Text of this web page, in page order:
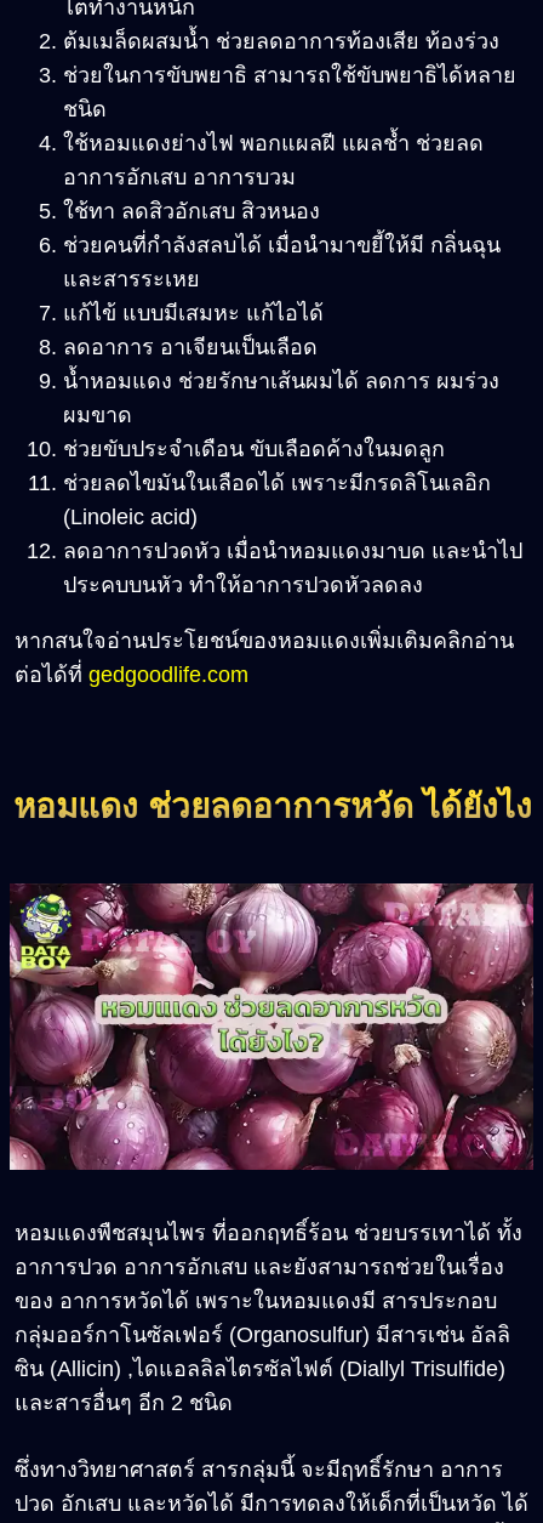
ไตทำงานหนัก
ต้มเมล็ดผสมน้ำ ช่วยลดอาการท้องเสีย ท้องร่วง
ช่วยในการขับพยาธิ สามารถใช้ขับพยาธิได้หลาย
ชนิด
ใช้หอมแดงย่างไฟ พอกแผลฝี แผลช้ำ ช่วยลด
อาการอักเสบ อาการบวม
ใช้ทา ลดสิวอักเสบ สิวหนอง
ช่วยคนที่กำลังสลบได้ เมื่อนำมาขยี้ให้มี กลิ่นฉุน
และสารระเหย
แก้ไข้ แบบมีเสมหะ แก้ไอได้
ลดอาการ อาเจียนเป็นเลือด
น้ำหอมแดง ช่วยรักษาเส้นผมได้ ลดการ ผมร่วง
ผมขาด
ช่วยขับประจำเดือน ขับเลือดค้างในมดลูก
ช่วยลดไขมันในเลือดได้ เพราะมีกรดลิโนเลอิก
(Linoleic acid)
ลดอาการปวดหัว เมื่อนำหอมแดงมาบด และนำไป
ประคบบนหัว ทำให้อาการปวดหัวลดลง
หากสนใจอ่านประโยชน์ของหอมแดงเพิ่มเติมคลิกอ่าน
ต่อได้ที่ gedgoodlife.com
หอมแดง ช่วยลดอาการหวัด ได้ยังไง
หอมแดงพืชสมุนไพร ที่ออกฤทธิ์ร้อน ช่วยบรรเทาได้ ทั้ง
อาการปวด อาการอักเสบ และยังสามารถช่วยในเรื่อง
ของ อาการหวัดได้ เพราะในหอมแดงมี สารประกอบ
กลุ่มออร์กาโนซัลเฟอร์ (Organosulfur) มีสารเช่น อัลลิ
ซิน (Allicin) ,ไดแอลลิลไตรซัลไฟต์ (Diallyl Trisulfide)
และสารอื่นๆ อีก 2 ชนิด
ซึ่งทางวิทยาศาสตร์ สารกลุ่มนี้ จะมีฤทธิ์รักษา อาการ
ปวด อักเสบ และหวัดได้ มีการทดลงให้เด็กที่เป็นหวัด ได้